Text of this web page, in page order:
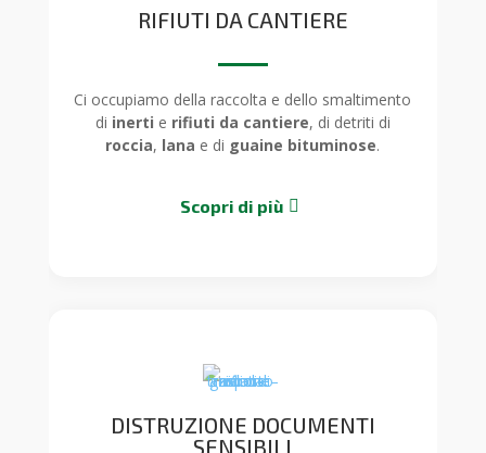
RIFIUTI DA CANTIERE
Ci occupiamo della raccolta e dello smaltimento
di inerti e rifiuti da cantiere, di detriti di
roccia, lana e di guaine bituminose.
Scopri di più
DISTRUZIONE DOCUMENTI
SENSIBILI